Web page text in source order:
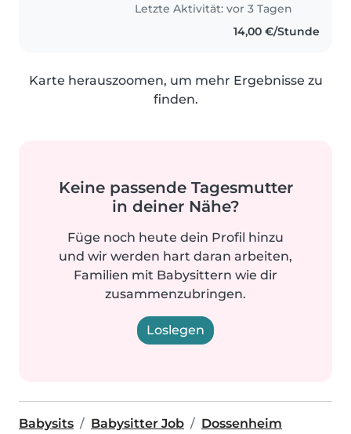
Letzte Aktivität: vor 3 Tagen
14,00 €/Stunde
Karte herauszoomen, um mehr Ergebnisse zu
finden.
Keine passende Tagesmutter
in deiner Nähe?
Füge noch heute dein Profil hinzu
und wir werden hart daran arbeiten,
Familien mit Babysittern wie dir
zusammenzubringen.
Loslegen
Babysits Babysitter Job Dossenheim